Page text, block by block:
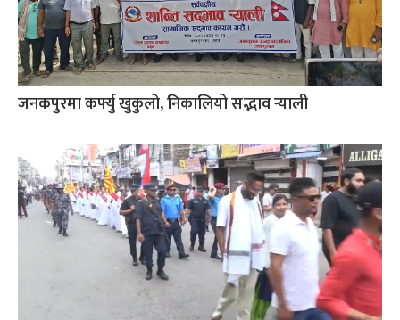
जनकपुरमा कर्फ्यु खुकुलो, निकालियो सद्भाव र्‍याली